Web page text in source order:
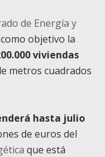
de Energía y
objetivo la
viviendas
metros cuadrados
hasta julio
de euros del
que está